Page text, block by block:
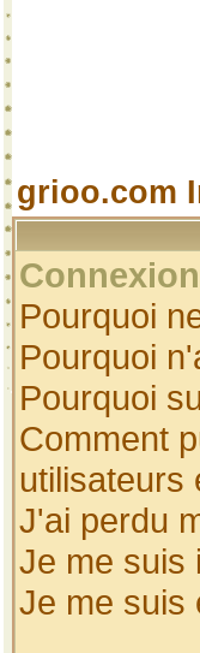
grioo.com
Pourquoi
Pourquoi
Pourquoi
Comment
utilisateurs
J'ai perdu
Je me suis
Je me suis